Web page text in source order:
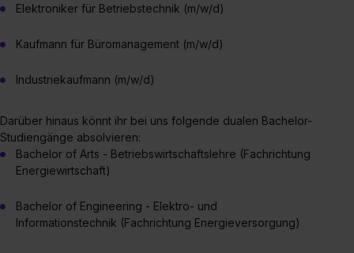
Elektroniker für Betriebstechnik (m/w/d)
Kaufmann für Büromanagement (m/w/d)
Industriekaufmann (m/w/d)
Darüber hinaus könnt ihr bei uns folgende dualen Bachelor-
Studiengänge absolvieren:
Bachelor of Arts - Betriebswirtschaftslehre (Fachrichtung
Energiewirtschaft)
Bachelor of Engineering - Elektro- und
Informationstechnik (Fachrichtung Energieversorgung)